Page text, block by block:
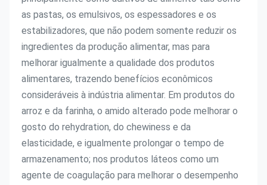
as pastas, os emulsivos, os espessadores e os
estabilizadores, que não podem somente reduzir os
ingredientes da produção alimentar, mas para
melhorar igualmente a qualidade dos produtos
alimentares, trazendo benefícios econômicos
consideráveis à indústria alimentar. Em produtos do
arroz e da farinha, o amido alterado pode melhorar o
gosto do rehydration, do chewiness e da
elasticidade, e igualmente prolongar o tempo de
armazenamento; nos produtos láteos como um
agente de coagulação para melhorar o desempenho